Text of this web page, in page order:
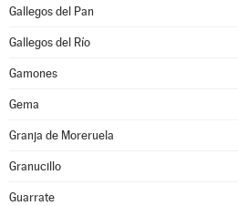
Gallegos del Pan
Gallegos del Río
Gamones
Gema
Granja de Moreruela
Granucillo
Guarrate